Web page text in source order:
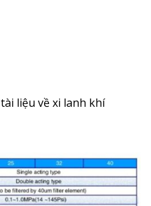
tài liệu về xi lanh khí